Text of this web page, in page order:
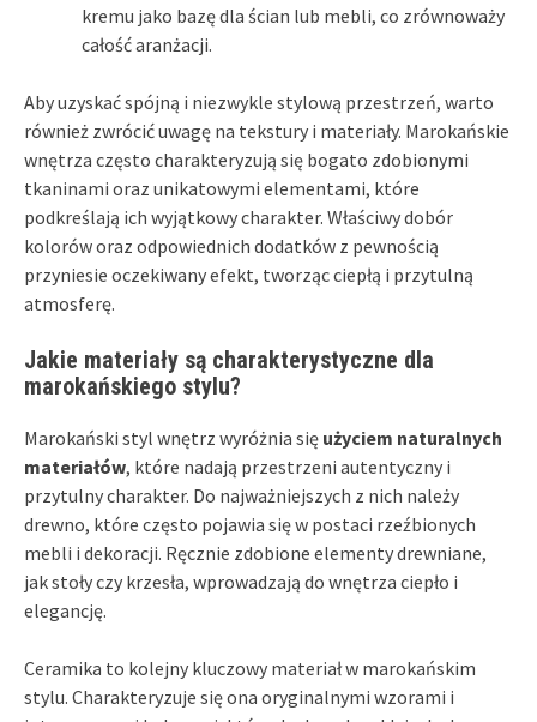
kremu jako bazę dla ścian lub mebli, co zrównoważy
całość aranżacji.
Aby uzyskać spójną i niezwykle stylową przestrzeń, warto
również zwrócić uwagę na tekstury i materiały. Marokańskie
wnętrza często charakteryzują się bogato zdobionymi
tkaninami oraz unikatowymi elementami, które
podkreślają ich wyjątkowy charakter. Właściwy dobór
kolorów oraz odpowiednich dodatków z pewnością
przyniesie oczekiwany efekt, tworząc ciepłą i przytulną
atmosferę.
Jakie materiały są charakterystyczne dla
marokańskiego stylu?
Marokański styl wnętrz wyróżnia się użyciem naturalnych
materiałów, które nadają przestrzeni autentyczny i
przytulny charakter. Do najważniejszych z nich należy
drewno, które często pojawia się w postaci rzeźbionych
mebli i dekoracji. Ręcznie zdobione elementy drewniane,
jak stoły czy krzesła, wprowadzają do wnętrza ciepło i
elegancję.
Ceramika to kolejny kluczowy materiał w marokańskim
stylu. Charakteryzuje się ona oryginalnymi wzorami i